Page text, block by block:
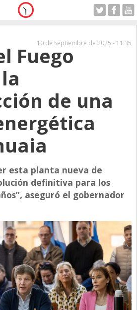
10 de Septiembre de 2025 - 11:35
Fuego
de una
esta planta nueva de
definitiva para los
aseguró el gobernador